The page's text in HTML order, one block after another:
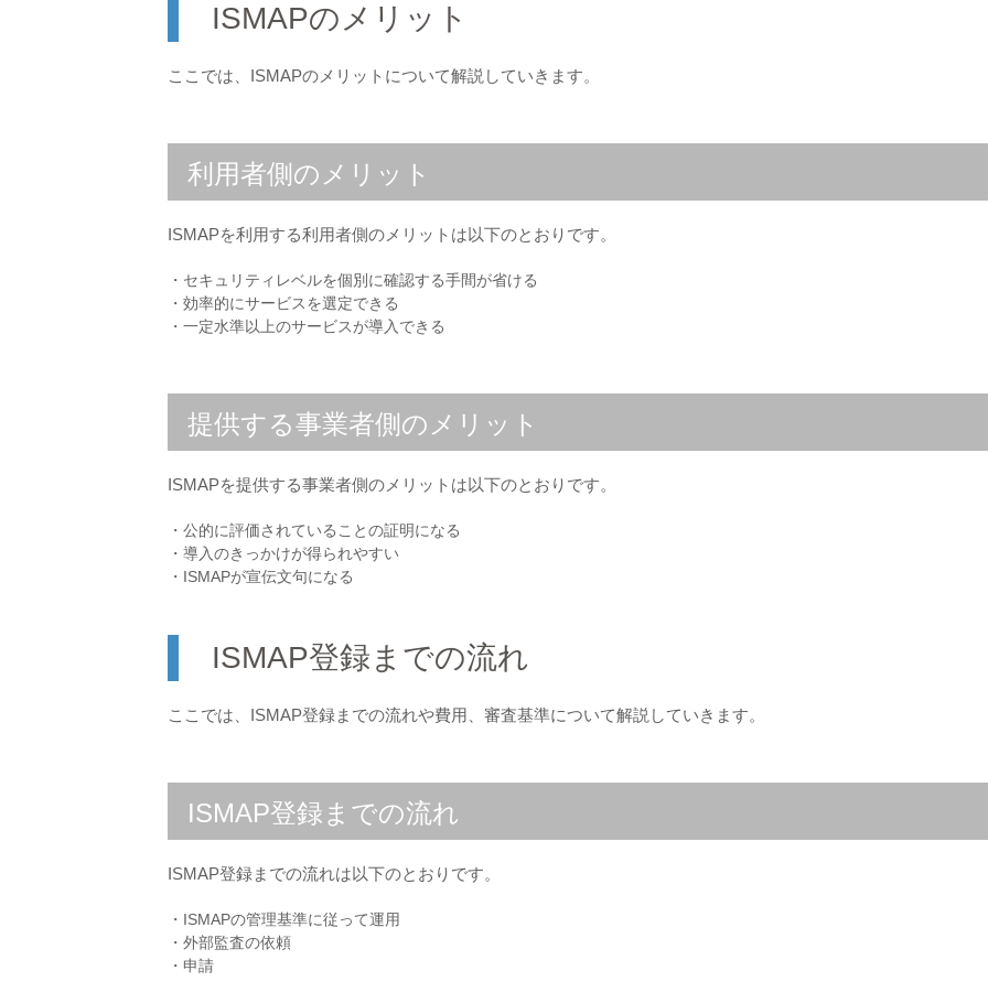
ISMAPのメリット
ここでは、ISMAPのメリットについて解説していきます。
利用者側のメリット
ISMAPを利用する利用者側のメリットは以下のとおりです。
・セキュリティレベルを個別に確認する手間が省ける
・効率的にサービスを選定できる
・一定水準以上のサービスが導入できる
提供する事業者側のメリット
ISMAPを提供する事業者側のメリットは以下のとおりです。
・公的に評価されていることの証明になる
・導入のきっかけが得られやすい
・ISMAPが宣伝文句になる
ISMAP登録までの流れ
ここでは、ISMAP登録までの流れや費用、審査基準について解説していきます。
ISMAP登録までの流れ
ISMAP登録までの流れは以下のとおりです。
・ISMAPの管理基準に従って運用
・外部監査の依頼
・申請